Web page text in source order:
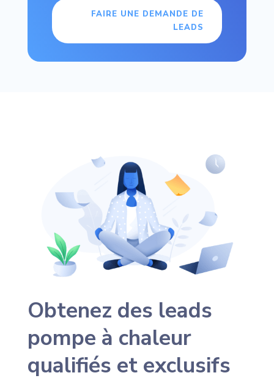
FAIRE UNE DEMANDE DE
LEADS
Obtenez des leads
pompe à chaleur
qualifiés et exclusifs